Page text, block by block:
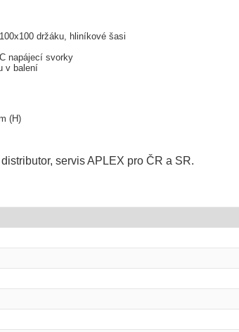
držáku, hliníkové šasi
napájecí svorky
v balení
(H)
servis APLEX pro ČR a SR.